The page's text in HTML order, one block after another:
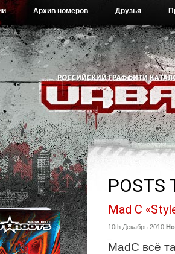
Архив номеров Друзья
POSTS
Mad C
10th Декабрь 2010
MadC всё